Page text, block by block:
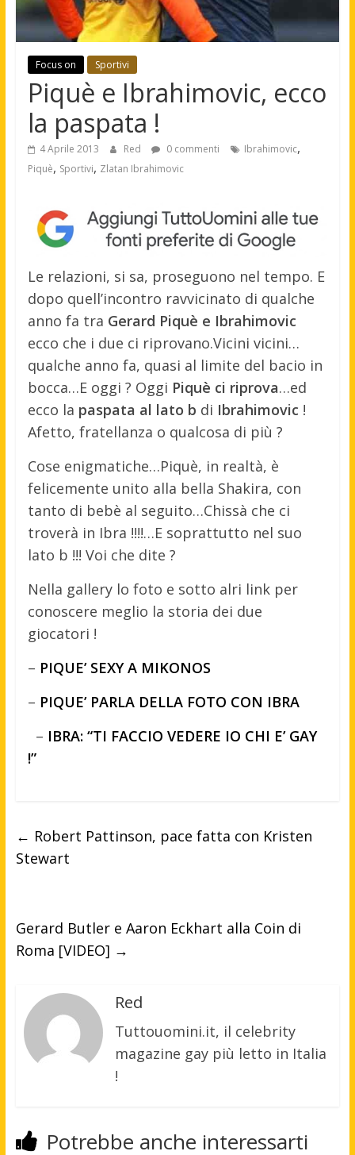
Focus on Sportivi
Piquè e Ibrahimovic, ecco
la paspata !
4 Aprile 2013 Red 0 commenti Ibrahimovic,
Piquè, Sportivi, Zlatan Ibrahimovic
Le relazioni, si sa, proseguono nel tempo. E
dopo quell’incontro ravvicinato di qualche
anno fa tra Gerard Piquè e Ibrahimovic
ecco che i due ci riprovano.Vicini vicini…
qualche anno fa, quasi al limite del bacio in
bocca…E oggi ? Oggi Piquè ci riprova…ed
ecco la paspata al lato b di Ibrahimovic !
Afetto, fratellanza o qualcosa di più ?
Cose enigmatiche…Piquè, in realtà, è
felicemente unito alla bella Shakira, con
tanto di bebè al seguito…Chissà che ci
troverà in Ibra !!!!…E soprattutto nel suo
lato b !!! Voi che dite ?
Nella gallery lo foto e sotto alri link per
conoscere meglio la storia dei due
giocatori !
– PIQUE’ SEXY A MIKONOS
– PIQUE’ PARLA DELLA FOTO CON IBRA
– IBRA: “TI FACCIO VEDERE IO CHI E’ GAY
!”
← Robert Pattinson, pace fatta con Kristen
Stewart
Gerard Butler e Aaron Eckhart alla Coin di
Roma [VIDEO] →
Red
Tuttouomini.it, il celebrity
magazine gay più letto in Italia
!
Potrebbe anche interessarti